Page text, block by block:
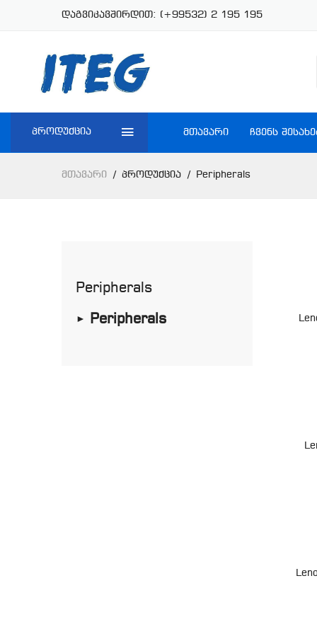
დაგვიკავშირდით: (+99532) 2 195 195
პროდუქცია ᲛᲗᲐᲕᲐᲠᲘ ᲩᲕᲔᲜᲡ
Მთავარი Პროდუქცია Peripherals
Peripherals
► Peripherals